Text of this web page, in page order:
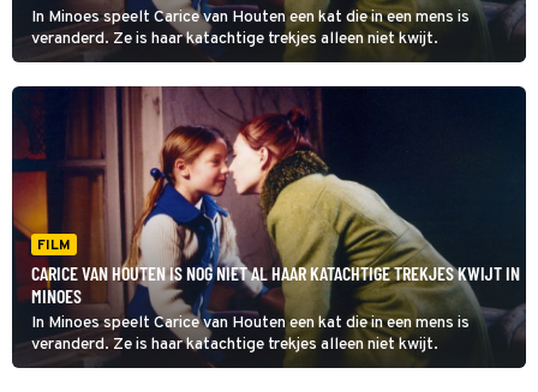
In Minoes speelt Carice van Houten een kat die in een mens is
veranderd. Ze is haar katachtige trekjes alleen niet kwijt.
FILM
CARICE VAN HOUTEN IS NOG NIET AL HAAR KATACHTIGE TREKJES KWIJT IN
MINOES
In Minoes speelt Carice van Houten een kat die in een mens is
veranderd. Ze is haar katachtige trekjes alleen niet kwijt.